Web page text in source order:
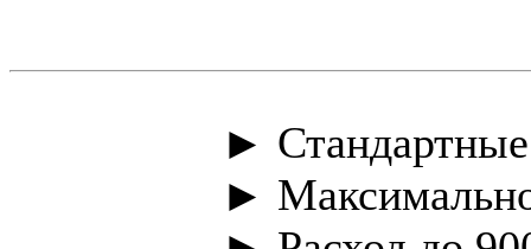
►
►